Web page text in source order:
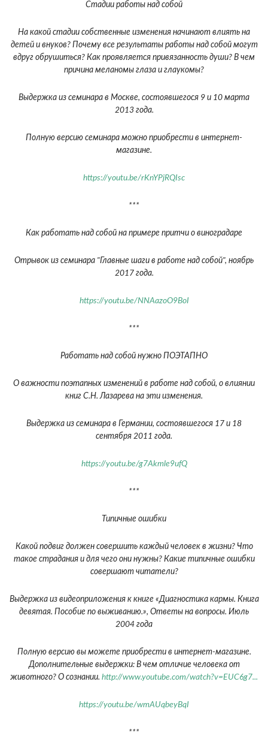
Стадии работы над собой
На какой стадии собственные изменения начинают влиять на
детей и внуков? Почему все результаты работы над собой могут
вдруг обрушиться? Как проявляется привязанность души? В чем
причина меланомы глаза и глаукомы?
Выдержка из семинара в Москве, состоявшегося 9 и 10 марта
2013 года.
Полную версию семинара можно приобрести в интернет-
магазине.
https://youtu.be/rKnYPjRQIsc
***
Как работать над собой на примере притчи о виноградаре
Отрывок из семинара "Главные шаги в работе над собой", ноябрь
2017 года.
https://youtu.be/NNAazoO9BoI
***
Работать над собой нужно ПОЭТАПНО
О важности поэтапных изменений в работе над собой, о влиянии
книг С.Н. Лазарева на эти изменения.
Выдержка из семинара в Германии, состоявшегося 17 и 18
сентября 2011 года.
https://youtu.be/g7Akmle9ufQ
***
Типичные ошибки
Какой подвиг должен совершить каждый человек в жизни? Что
такое страдания и для чего они нужны? Какие типичные ошибки
совершают читатели?
Выдержка из видеоприложения к книге «Диагностика кармы. Книга
девятая. Пособие по выживанию.», Ответы на вопросы. Июль
2004 года
Полную версию вы можете приобрести в интернет-магазине.
Дополнительные выдержки: В чем отличие человека от
животного? О сознании. http://www.youtube.com/watch?v=EUC6g7...
https://youtu.be/wmAUqbeyBqI
***